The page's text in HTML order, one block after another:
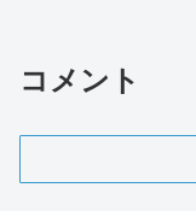
コメント